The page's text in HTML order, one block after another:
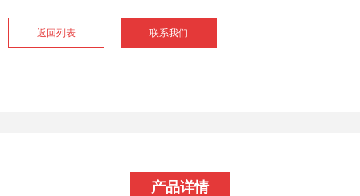
返回列表 联系我们
产品详情